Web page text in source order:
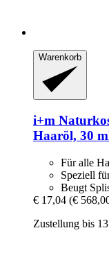
Warenkorb
i+m
Haaröl, 30
Für alle
Speziell
Beugt
€ 17,04 (€
Zustellung bis